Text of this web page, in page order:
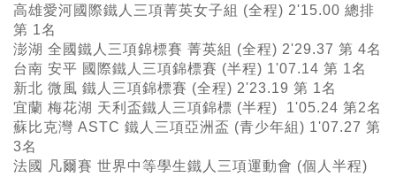
高雄愛河國際鐵人三項菁英女子組 (全程) 2'15.00 總排
第 1名
澎湖 全國鐵人三項錦標賽 菁英組 (全程) 2'29.37 第 4名
台南 安平 國際鐵人三項錦標賽 (半程) 1'07.14 第 1名
新北 微風 鐵人三項錦標賽 (全程) 2'23.19 第 1名
宜蘭 梅花湖 天利盃鐵人三項錦標 (半程) 1'05.24 第2名
蘇比克灣 ASTC 鐵人三項亞洲盃 (青少年組) 1'07.27 第
3名
法國 凡爾賽 世界中等學生鐵人三項運動會 (個人半程)